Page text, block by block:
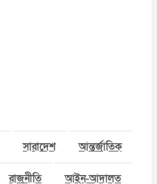
সারাদেশ আন্তর্জাতিক
রাজনীতি আইন-আদালত